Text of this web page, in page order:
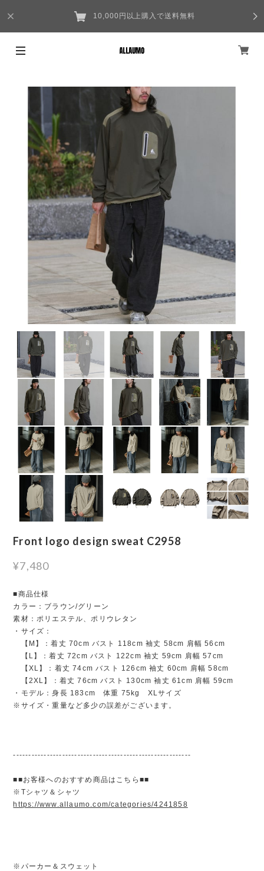
10,000円以上購入で送料無料
Front logo design sweat C2958
¥7,480
■商品仕様
カラー：ブラウン/グリーン
素材：ポリエステル、ポリウレタン
・サイズ：
【M】：着丈 70cm バスト 118cm 袖丈 58cm 肩幅 56cm
【L】：着丈 72cm バスト 122cm 袖丈 59cm 肩幅 57cm
【XL】：着丈 74cm バスト 126cm 袖丈 60cm 肩幅 58cm
【2XL】：着丈 76cm バスト 130cm 袖丈 61cm 肩幅 59cm
・モデル：身長 183cm 体重 75kg XLサイズ
※サイズ・重量など多少の誤差がございます。
----------------------------------------------------------
■■お客様へのおすすめ商品はこちら■■
※Tシャツ＆シャツ
https://www.allaumo.com/categories/4241858
※パーカー＆スウェット